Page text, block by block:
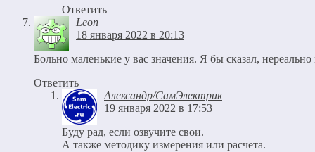
Ответить
Leon
18 января 2022 в 20:13
Больно маленькие у вас значения. Я бы сказал,
Ответить
Александр/СамЭлектрик
19 января 2022 в 17:53
Буду рад, если озвучите свои.
А также методику измерения или расчета.